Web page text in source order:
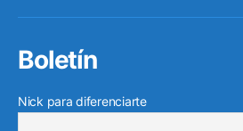
Boletín
Nick para diferenciarte